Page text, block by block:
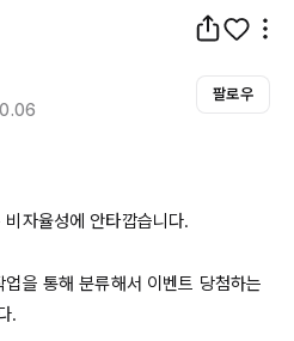
팔로우
자율성에 안타깝습니다.
을 통해 분류해서 이벤트 당첨하는
.